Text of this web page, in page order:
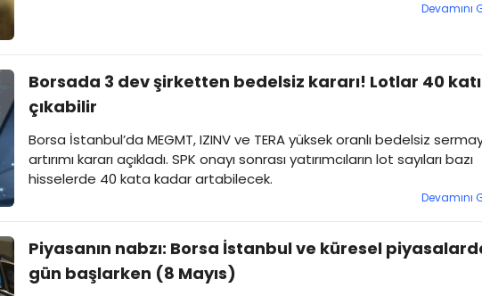
Devamını
Borsada 3 dev şirketten bedelsiz kararı! Lotlar 40
çıkabilir
Borsa İstanbul’da MEGMT, IZINV ve TERA yüksek oranlı bedelsiz
artırımı kararı açıkladı. SPK onayı sonrası yatırımcıların lot sayıları bazı
hisselerde 40 kata kadar artabilecek.
Devamını
Piyasanın nabzı: Borsa İstanbul ve küresel
gün başlarken (8 Mayıs)